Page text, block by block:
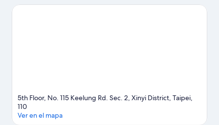
Taipei, y haz algo de tiempo para conocer Zoo de Taipei, una de
5th Floor, No. 115 Keelung Rd. Sec. 2, Xinyi District, Taipei,
110
Ver en el mapa